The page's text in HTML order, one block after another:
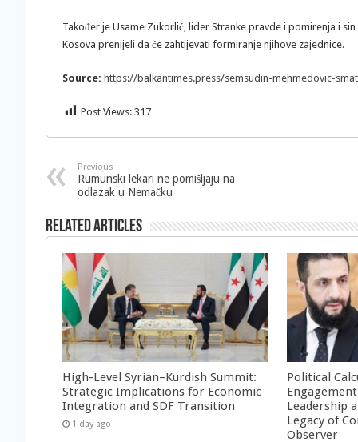
Također je Usame Zukorlić, lider Stranke pravde i pomirenja i
Kosova prenijeli da će zahtijevati formiranje njihove zajednice.
Source: https://balkantimes.press/semsudin-mehmedovic-
Post Views: 317
Previous
Rumunski lekari ne pomišljaju na
odlazak u Nemačku
Related Articles
High-Level Syrian–Kurdish Summit:
Strategic Implications for Economic
Integration and SDF Transition
1 day ago
Political
Leadership
Legacy of
Observer